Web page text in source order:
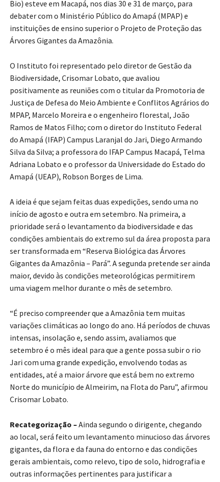
Bio) esteve em Macapá, nos dias 30 e 31 de março, para
debater com o Ministério Público do Amapá (MPAP) e
instituições de ensino superior o Projeto de Proteção das
Árvores Gigantes da Amazônia.
O Instituto foi representado pelo diretor de Gestão da
Biodiversidade, Crisomar Lobato, que avaliou
positivamente as reuniões com o titular da Promotoria de
Justiça de Defesa do Meio Ambiente e Conflitos Agrários do
MPAP, Marcelo Moreira e o engenheiro florestal, João
Ramos de Matos Filho; com o diretor do Instituto Federal
do Amapá (IFAP) Campus Laranjal do Jari, Diego Armando
Silva da Silva; a professora do IFAP Campus Macapá, Telma
Adriana Lobato e o professor da Universidade do Estado do
Amapá (UEAP), Robson Borges de Lima.
A ideia é que sejam feitas duas expedições, sendo uma no
início de agosto e outra em setembro. Na primeira, a
prioridade será o levantamento da biodiversidade e das
condições ambientais do extremo sul da área proposta para
ser transformada em “Reserva Biológica das Árvores
Gigantes da Amazônia – Pará”. A segunda pretende ser ainda
maior, devido às condições meteorológicas permitirem
uma viagem melhor durante o mês de setembro.
“É preciso compreender que a Amazônia tem muitas
variações climáticas ao longo do ano. Há períodos de chuvas
intensas, insolação e, sendo assim, avaliamos que
setembro é o mês ideal para que a gente possa subir o rio
Jari com uma grande expedição, envolvendo todas as
entidades, até a maior árvore que está bem no extremo
Norte do município de Almeirim, na Flota do Paru”, afirmou
Crisomar Lobato.
Recategorização – Ainda segundo o dirigente, chegando
ao local, será feito um levantamento minucioso das árvores
gigantes, da flora e da fauna do entorno e das condições
gerais ambientais, como relevo, tipo de solo, hidrografia e
outras informações pertinentes para justificar a